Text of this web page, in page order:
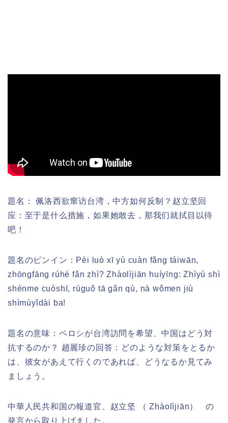
題名： 佩洛西欲窜访台湾，中方如何反制？赵立坚回
应：至于是什么措施，如果她敢去，那我们就拭目以待
吧！
題名のピンイン： Pèi luò xī yù cuàn fǎng táiwān,
zhōngfāng rúhé fǎn zhì? Zhàolìjiān huíyīng: Zhìyú shì
shénme cuòshī, rúguǒ tā gǎn qù, nà wǒmen jiù
shìmùyǐdài ba!
題名の意味：ペロシが台湾訪問を希望、中国はどう対
抗するのか？ 趙麗珍の回答：どのような対策をとるか
は、彼女があえて行くのであれば、どうなるか見てみ
ましょう。
中華人民共和国の報道官、赵立坚 （Zhàolìjiān）
の
発言から取り上げました。